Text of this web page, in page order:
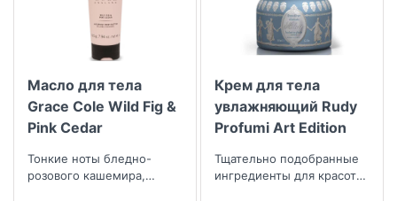
Масло для тела
Grace Cole Wild Fig &
Pink Cedar
Тонкие ноты бледно-
розового кашемира,
Крем для тела
увлажняющий Rudy
Profumi Art Edition
Тщательно подобранные
ингредиенты для красоты